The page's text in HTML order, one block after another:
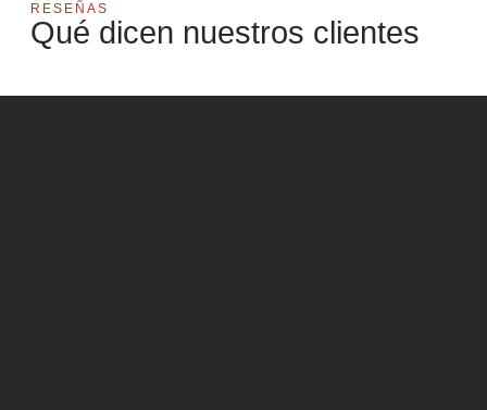
RESEÑAS
Qué dicen nuestros clientes